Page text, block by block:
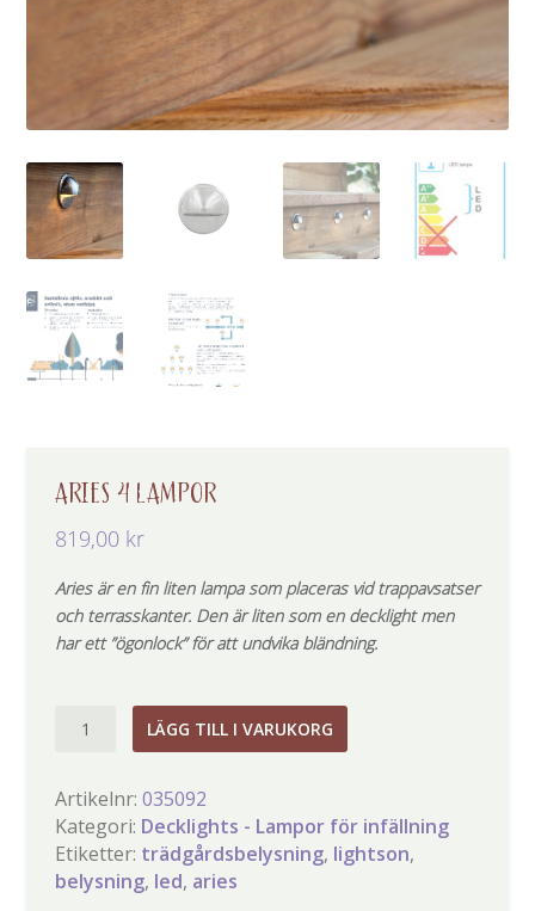
ARIES 4 LAMPOR
819,00 kr
Aries är en fin liten lampa som placeras vid trappavsatser
och terrasskanter. Den är liten som en decklight men
har ett ”ögonlock” för att undvika bländning.
Aries
mängd
LÄGG TILL I VARUKORG
Artikelnr:035092
Kategori: Decklights - Lampor för infällning
Etiketter: trädgårdsbelysning, lightson,
belysning, led, aries